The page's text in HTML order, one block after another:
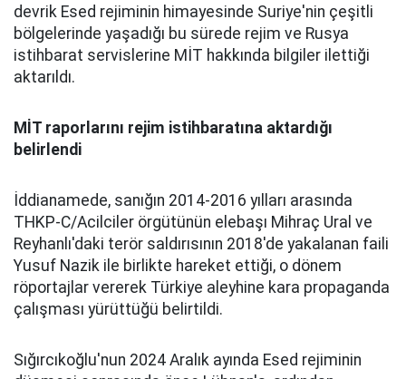
devrik Esed rejiminin himayesinde Suriye'nin çeşitli
bölgelerinde yaşadığı bu sürede rejim ve Rusya
istihbarat servislerine MİT hakkında bilgiler ilettiği
aktarıldı.
MİT raporlarını rejim istihbaratına aktardığı
belirlendi
İddianamede, sanığın 2014-2016 yılları arasında
THKP-C/Acilciler örgütünün elebaşı Mihraç Ural ve
Reyhanlı'daki terör saldırısının 2018'de yakalanan faili
Yusuf Nazik ile birlikte hareket ettiği, o dönem
röportajlar vererek Türkiye aleyhine kara propaganda
çalışması yürüttüğü belirtildi.
Sığırcıkoğlu'nun 2024 Aralık ayında Esed rejiminin